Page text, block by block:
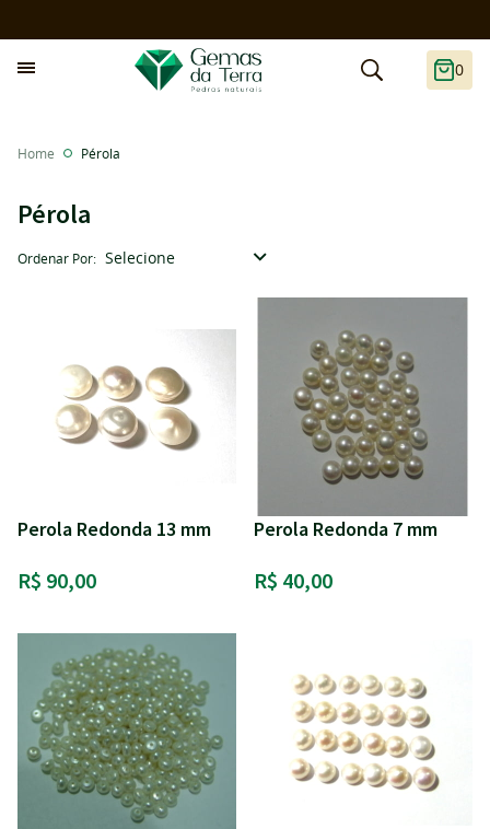
0
Pérola
Home Pérola
Ordenar Por Selecione
Perola Redonda 13 mm
R$ 90,00
Perola Redonda 7 mm
R$ 40,00